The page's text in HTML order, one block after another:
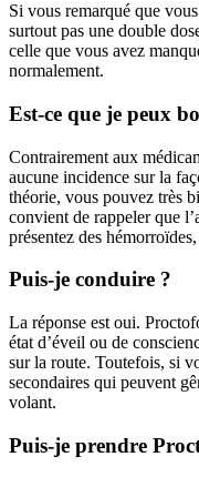
Si vous remarqué que
surtout pas une double
celle que vous avez
normalement.
Est-ce que je peux
Contrairement aux
aucune incidence sur la
théorie, vous pouvez très
convient de rappeler que
présentez des
Puis-je conduire ?
La réponse est oui.
état d’éveil ou de
sur la route. Toutefois, si
secondaires qui peuvent
volant.
Puis-je prendre